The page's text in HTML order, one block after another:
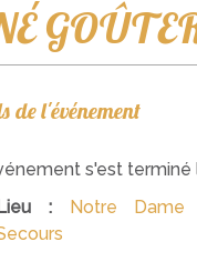
de l'événement
s'est terminé
Lieu :
Notre